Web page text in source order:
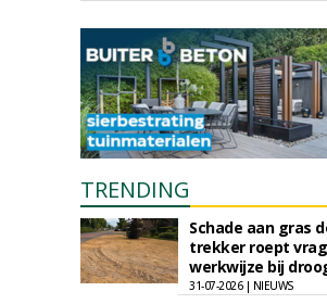
TRENDING
Schade aan gras
trekker roept
werkwijze bij
31-07-2026 | NIEUWS